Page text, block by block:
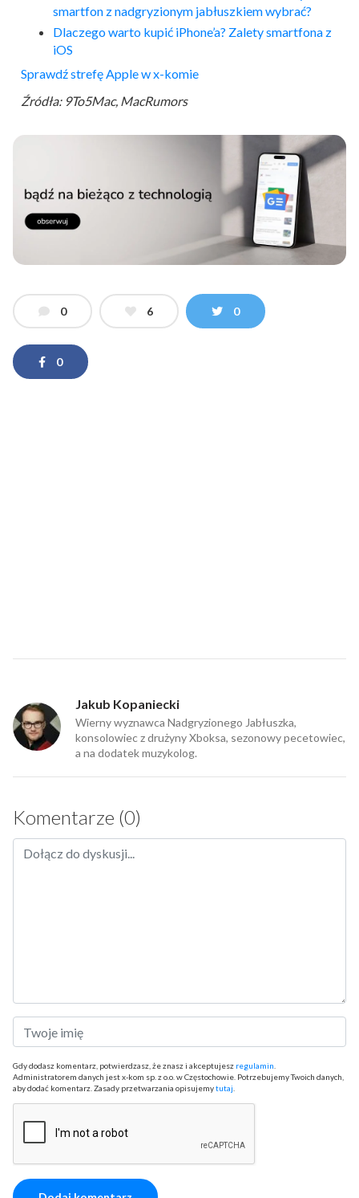
smartfon z nadgryzionym jabłuszkiem wybrać?
Dlaczego warto kupić iPhone’a? Zalety smartfona z
iOS
Sprawdź strefę Apple w x-komie
Źródła: 9To5Mac, MacRumors
0 6 0
0
Jakub Kopaniecki
Wierny wyznawca Nadgryzionego Jabłuszka,
konsolowiec z drużyny Xboksa, sezonowy pecetowiec,
a na dodatek muzykolog.
Komentarze (0)
Gdy dodasz komentarz, potwierdzasz, że znasz i akceptujesz regulamin
Administratorem danych jest x-kom sp. z o.o. w Częstochowie. Potrzebujemy Twoich danych,
aby dodać komentarz. Zasady przetwarzania opisujemytutaj